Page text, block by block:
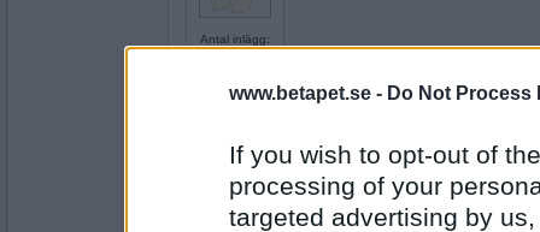
www.betapet.se - Do Not Process
If you wish to opt-out of
processing of your
targeted advertising by
Antal inlägg:
2035
crooked rain- Ej medlem längre
Antal inlägg:
den... ehm.